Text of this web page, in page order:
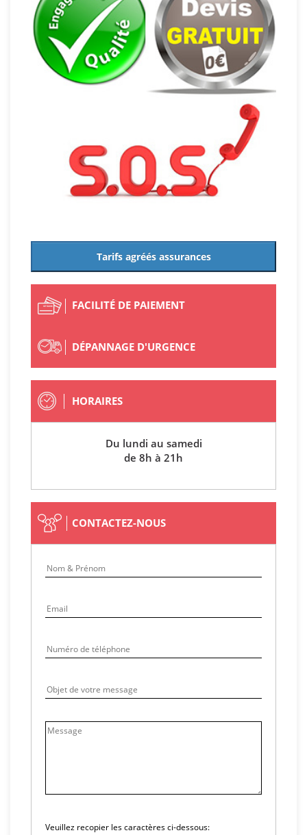
Tarifs agréés assurances
FACILITÉ DE PAIEMENT
DÉPANNAGE D'URGENCE
HORAIRES
Du lundi au samedi
de 8h à 21h
CONTACTEZ-NOUS
Veuillez recopier les caractères ci-dessous: